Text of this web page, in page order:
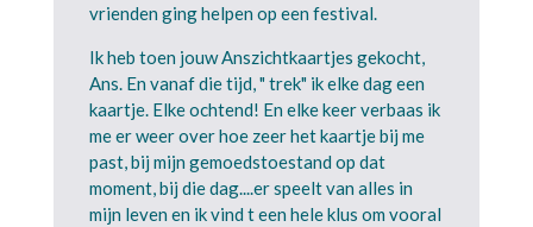
vrienden ging helpen op een festival.
Ik heb toen jouw Anszichtkaartjes gekocht,
Ans. En vanaf die tijd, " trek" ik elke dag een
kaartje. Elke ochtend! En elke keer verbaas ik
me er weer over hoe zeer het kaartje bij me
past, bij mijn gemoedstoestand op dat
moment, bij die dag....er speelt van alles in
mijn leven en ik vind t een hele klus om vooral